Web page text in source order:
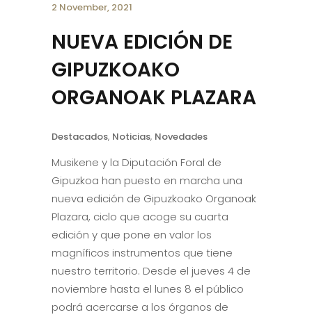
2 November, 2021
NUEVA EDICIÓN DE
GIPUZKOAKO
ORGANOAK PLAZARA
Destacados, Noticias, Novedades
Musikene y la Diputación Foral de
Gipuzkoa han puesto en marcha una
nueva edición de Gipuzkoako Organoak
Plazara, ciclo que acoge su cuarta
edición y que pone en valor los
magníficos instrumentos que tiene
nuestro territorio. Desde el jueves 4 de
noviembre hasta el lunes 8 el público
podrá acercarse a los órganos de